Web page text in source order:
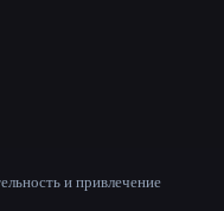
и привлечение